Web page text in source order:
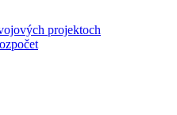
projektoch